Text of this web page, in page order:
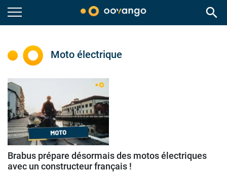
search
Moto électrique
Brabus prépare désormais des motos électriques
avec un constructeur français !